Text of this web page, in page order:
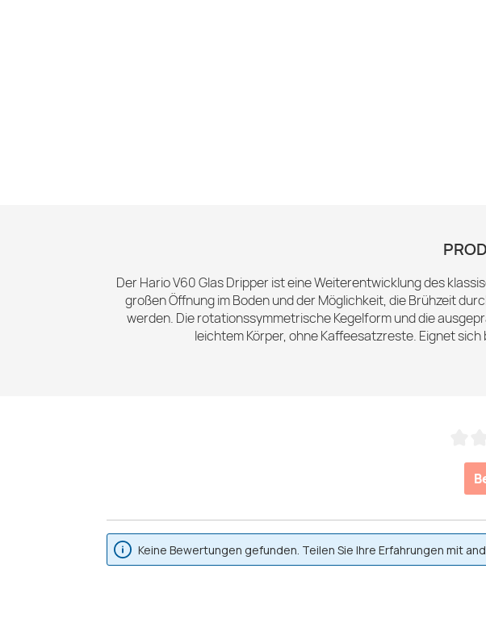
Der Hario V60 Glas Dripper ist eine Weiterentwicklung des
großen Öffnung im Boden und der Möglichkeit, die Brühzeit
werden. Die rotationssymmetrische Kegelform und die
leichtem Körper, ohne Kaffeesatzreste. Eignet
Keine Bewertungen gefunden. Teilen Sie Ihre Erfahrungen mit